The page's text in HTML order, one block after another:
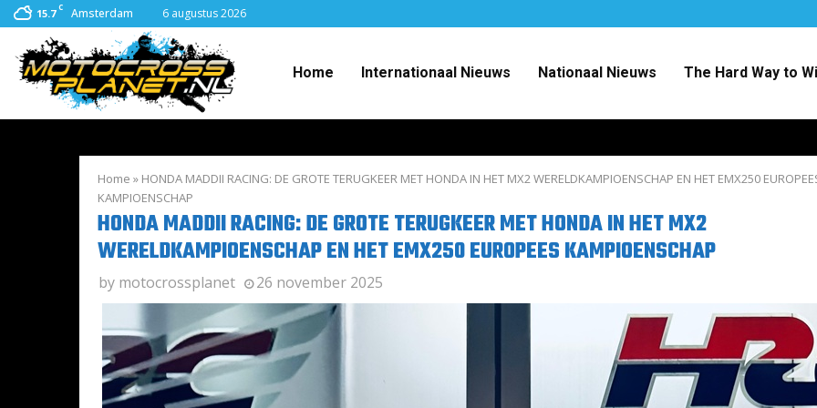
15.7 C Amsterdam 6 augustus 2026
Home Internationaal Nieuws Nationaal Nieuws The Hard Way to
Home » HONDA MADDII RACING: DE GROTE TERUGKEER MET HONDA IN HET MX2 WERELDKAMPIOENSCHAP EN HET EMX250
KAMPIOENSCHAP
HONDA MADDII RACING: DE GROTE TERUGKEER MET HONDA IN HET MX2
WERELDKAMPIOENSCHAP EN HET EMX250 EUROPEES KAMPIOENSCHAP
by motocrossplanet 26 november 2025